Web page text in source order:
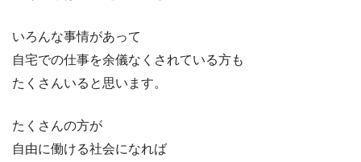
いろんな事情があって
自宅での仕事を余儀なくされている方も
たくさんいると思います。
たくさんの方が
自由に働ける社会になれば